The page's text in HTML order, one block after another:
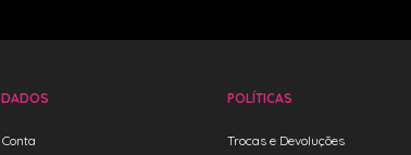
POLÍTICAS
Trocas e Devoluções